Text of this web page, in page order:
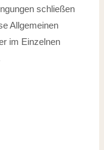
schließen
Allgemeinen
im Einzelnen